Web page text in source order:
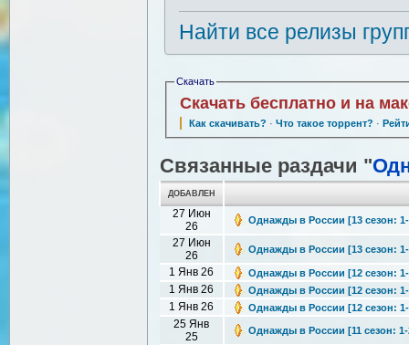
Найти все релизы
Скачать
Скачать бесплатно и на
Как скачивать? · Что такое торрент? ·
Связанные раздачи "
ДОБАВЛЕН
27 Июн
26
Однажды в России [13 сезон:
27 Июн
26
Однажды в России [13 сезон:
1 Янв 26 Однажды в России [12 сезон:
1 Янв 26 Однажды в России [12 сезон:
1 Янв 26 Однажды в России [12 сезон:
25 Янв
25
Однажды в России [11 сезон: 1-